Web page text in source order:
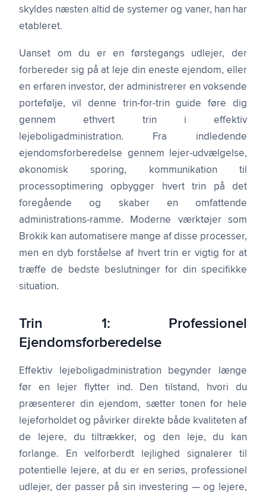
skyldes næsten altid de systemer og vaner, han har
etableret.
Uanset om du er en førstegangs udlejer, der
forbereder sig på at leje din eneste ejendom, eller
en erfaren investor, der administrerer en voksende
portefølje, vil denne trin-for-trin guide føre dig
gennem ethvert trin i effektiv
lejeboligadministration. Fra indledende
ejendomsforberedelse gennem lejer-udvælgelse,
økonomisk sporing, kommunikation til
processoptimering opbygger hvert trin på det
foregående og skaber en omfattende
administrations-ramme. Moderne værktøjer som
Brokik kan automatisere mange af disse processer,
men en dyb forståelse af hvert trin er vigtig for at
træffe de bedste beslutninger for din specifikke
situation.
Trin 1: Professionel
Ejendomsforberedelse
Effektiv lejeboligadministration begynder længe
før en lejer flytter ind. Den tilstand, hvori du
præsenterer din ejendom, sætter tonen for hele
lejeforholdet og påvirker direkte både kvaliteten af
de lejere, du tiltrækker, og den leje, du kan
forlange. En velforberdt lejlighed signalerer til
potentielle lejere, at du er en seriøs, professionel
udlejer, der passer på sin investering — og lejere,